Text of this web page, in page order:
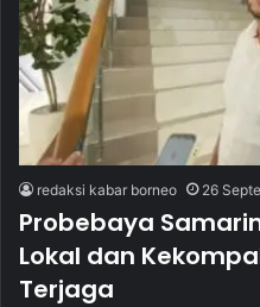
redaksi kabar borneo 26
Probebaya
Lokal dan
Terjaga